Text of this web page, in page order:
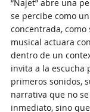
“Najet” abre una
se percibe como
concentrada,
musical actuara
dentro de un
invita a la escucha
primeros sonidos,
narrativa que no
inmediato, sino